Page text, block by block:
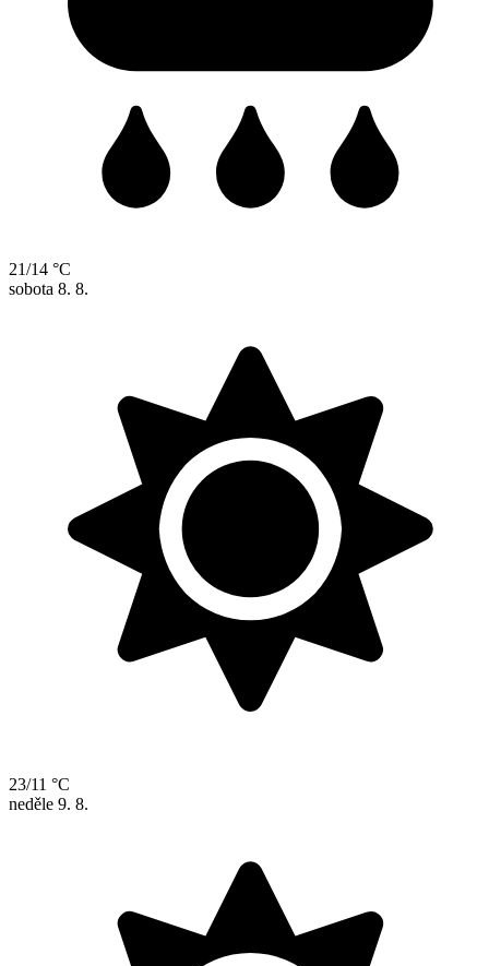
21/14 °C
sobota 8. 8.
23/11 °C
neděle 9. 8.